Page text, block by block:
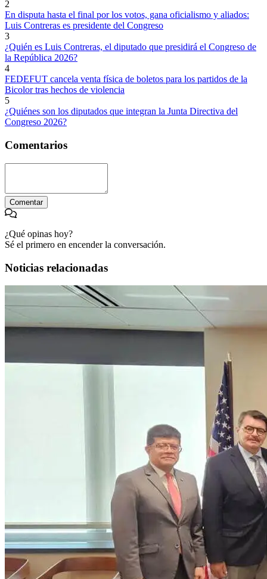
2
En disputa hasta el final por los votos, gana oficialismo y aliados:
Luis Contreras es presidente del Congreso
3
¿Quién es Luis Contreras, el diputado que presidirá el Congreso de
la República 2026?
4
FEDEFUT cancela venta física de boletos para los partidos de la
Bicolor tras hechos de violencia
5
¿Quiénes son los diputados que integran la Junta Directiva del
Congreso 2026?
Comentarios
Comentar
¿Qué opinas hoy?
Sé el primero en encender la conversación.
Noticias relacionadas